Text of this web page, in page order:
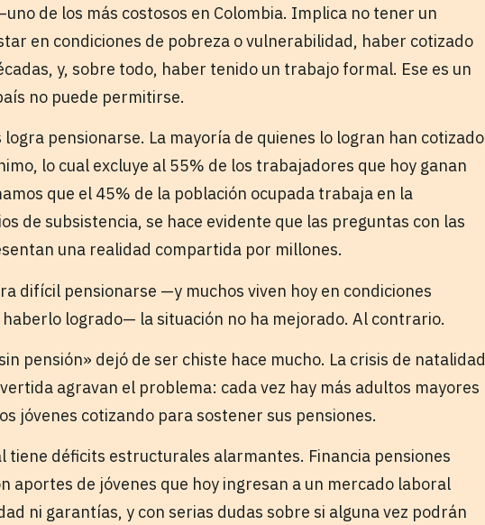
de los más costosos en Colombia. Implica no tener un
en condiciones de pobreza o vulnerabilidad, haber cotizado
y, sobre todo, haber tenido un trabajo formal. Ese es un
no puede permitirse.
logra pensionarse. La mayoría de quienes lo logran han cotizado
lo cual excluye al 55% de los trabajadores que hoy ganan
que el 45% de la población ocupada trabaja en la
de subsistencia, se hace evidente que las preguntas con las
una realidad compartida por millones.
difícil pensionarse —y muchos viven hoy en condiciones
logrado— la situación no ha mejorado. Al contrario.
pensión» dejó de ser chiste hace mucho. La crisis de natalidad
agravan el problema: cada vez hay más adultos mayores
jóvenes cotizando para sostener sus pensiones.
tiene déficits estructurales alarmantes. Financia pensiones
aportes de jóvenes que hoy ingresan a un mercado laboral
ni garantías, y con serias dudas sobre si alguna vez podrán